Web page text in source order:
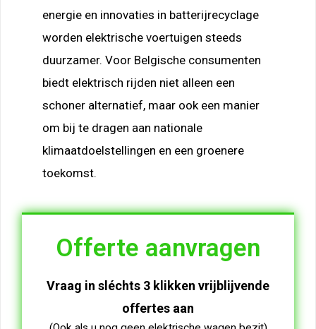
energie en innovaties in batterijrecyclage
worden elektrische voertuigen steeds
duurzamer. Voor Belgische consumenten
biedt elektrisch rijden niet alleen een
schoner alternatief, maar ook een manier
om bij te dragen aan nationale
klimaatdoelstellingen en een groenere
toekomst.
Offerte aanvragen
Vraag in sléchts 3 klikken vrijblijvende
offertes aan